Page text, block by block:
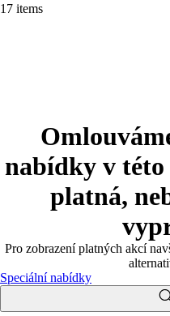
17 items
nabídky v
platná,
Pro zobrazení platných akcí
Speciální nabídky